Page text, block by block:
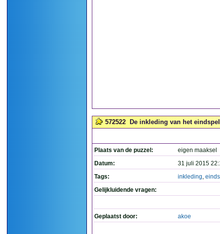
572522 De inkleding van het
Plaats van de puzzel:
eigen maaksel
Datum:
31 juli 2015
Tags:
inkleding,
Gelijkluidende vragen:
Geplaatst door: akoe